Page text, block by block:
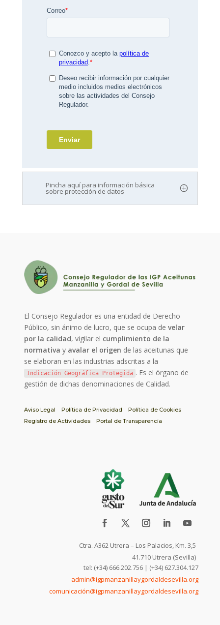
Pincha aquí para información básica
sobre protección de datos
El Consejo Regulador es una entidad de Derecho
Público, sin ánimo de lucro, que se ocupa develar
por la calidad, vigilar el cumplimiento de la
normativa y avalar el origen de las aceitunas que
se elaboran en las industrias adscritas a la
Indicación Geográfica Protegida . Es el órgano de
gestión de dichas denominaciones de Calidad.
Aviso Legal Política de Privacidad
Política de Cookies
Registro de Actividades
Portal de Transparencia
Ctra. A362 Utrera – Los Palacios, Km. 3,5
41.710 Utrera (Sevilla)
tel: (+34) 666.202.756 | (+34) 627.304.127
admin@igpmanzanillaygordaldesevilla.org
comunicación@igpmanzanillaygordaldesevilla.org